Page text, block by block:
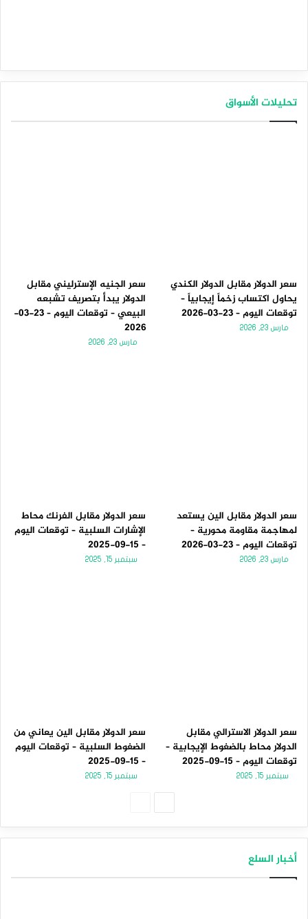
تحليلات الأسواق
سعر الدولار مقابل الدولار الكندي
يحاول اكتساب زخماً إيجابياً –
توقعات اليوم – 23-03-2026
مارس 23, 2026
سعر الجنيه الإسترليني مقابل
الدولار يبدأ بتصريف تشبعه
البيعي – توقعات اليوم – 23-03-
2026
مارس 23, 2026
سعر الدولار مقابل الين يستعد
لمهاجمة مقاومة محورية –
توقعات اليوم – 23-03-2026
مارس 23, 2026
سعر الدولار مقابل الفرنك محاط
الإشارات السلبية – توقعات اليوم
– 15-09-2025
سبتمبر 15, 2025
سعر الدولار الاسترالي مقابل
الدولار محاط بالضغوط الإيجابية –
توقعات اليوم – 15-09-2025
سبتمبر 15, 2025
سعر الدولار مقابل الين يعاني من
الضغوط السلبية – توقعات اليوم
– 15-09-2025
سبتمبر 15, 2025
أخبار السلع